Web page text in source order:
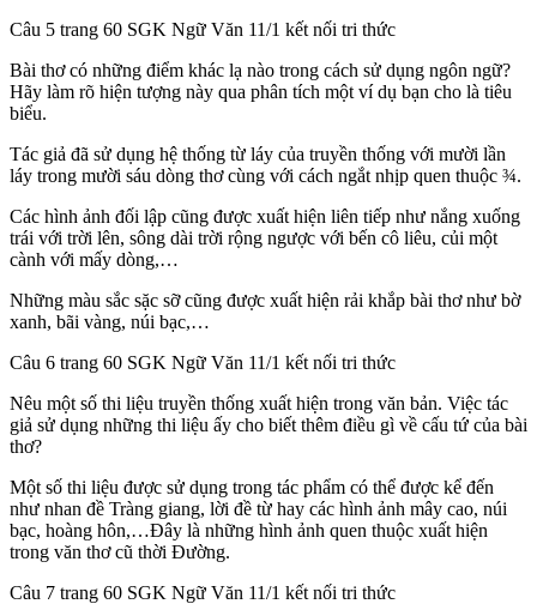
Câu 5 trang 60 SGK Ngữ Văn 11/1 kết nối tri thức
Bài thơ có những điểm khác lạ nào trong cách sử dụng ngôn ngữ?
Hãy làm rõ hiện tượng này qua phân tích một ví dụ bạn cho là tiêu
biểu.
Tác giả đã sử dụng hệ thống từ láy của truyền thống với mười lần
láy trong mười sáu dòng thơ cùng với cách ngắt nhịp quen thuộc ¾.
Các hình ảnh đối lập cũng được xuất hiện liên tiếp như nắng xuống
trái với trời lên, sông dài trời rộng ngược với bến cô liêu, củi một
cành với mấy dòng,…
Những màu sắc sặc sỡ cũng được xuất hiện rải khắp bài thơ như bờ
xanh, bãi vàng, núi bạc,…
Câu 6 trang 60 SGK Ngữ Văn 11/1 kết nối tri thức
Nêu một số thi liệu truyền thống xuất hiện trong văn bản. Việc tác
giả sử dụng những thi liệu ấy cho biết thêm điều gì về cấu tứ của bài
thơ?
Một số thi liệu được sử dụng trong tác phẩm có thể được kể đến
như nhan đề Tràng giang, lời đề từ hay các hình ảnh mây cao, núi
bạc, hoàng hôn,…Đây là những hình ảnh quen thuộc xuất hiện
trong văn thơ cũ thời Đường.
Câu 7 trang 60 SGK Ngữ Văn 11/1 kết nối tri thức